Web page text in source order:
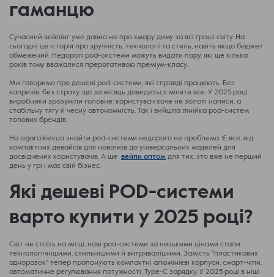
гаманцю
Сучасний вейпінг уже давно не про хмару диму за всі гроші світу. На
сьогодні це історія про зручність, технології та стиль, навіть якщо бюджет
обмежений. Недорогі pod-системи можуть видати пару, які ще кілька
років тому вважалися прерогативою преміум-класу.
Ми говоримо про дешеві pod-системи, які справді працюють. Без
капризів, без страху, що за місяць доведеться міняти все. У 2025 році
виробники зрозуміли головне: користувач хоче не золоті написи, а
стабільну тягу й чесну автономність. Так і вийшла лінійка pod-систем
топових брендів.
На sigara.kiev.ua знайти pod-системи недорого не проблема. Є все, від
компактних девайсів для новачків до універсальних моделей для
досвідчених користувачів. А ще вейпи оптом для тих, хто вже не перший
день у грі і має свій бізнес.
Які дешеві POD-системи
варто купити у 2025 році?
Світ не стоїть на місці, нові pod-системи за низькими цінами стали
технологічнішими, стильнішими й витривалішими. Замість "пластикових
одноразок" тепер пропонують компактні алюмінієві корпуси, смарт-чіпи,
автоматичне регулювання потужності, Type-C зарядку. У 2025 році в ніші